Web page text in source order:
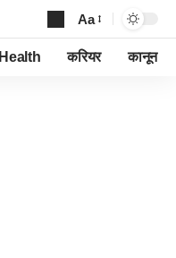
Font
Resizer
Aa
Health करियर कानून